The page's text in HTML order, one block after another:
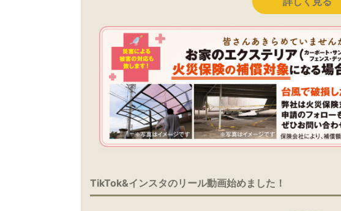
TikTok&インスタのリール動画始めました！